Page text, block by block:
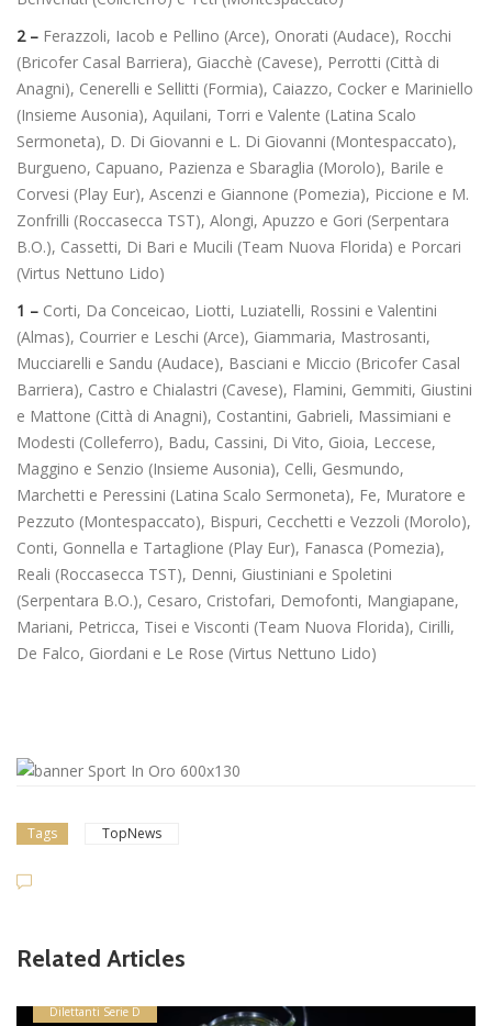
2 – Ferazzoli, Iacob e Pellino (Arce), Onorati (Audace), Rocchi
(Bricofer Casal Barriera), Giacchè (Cavese), Perrotti (Città di
Anagni), Cenerelli e Sellitti (Formia), Caiazzo, Cocker e Mariniello
(Insieme Ausonia), Aquilani, Torri e Valente (Latina Scalo
Sermoneta), D. Di Giovanni e L. Di Giovanni (Montespaccato),
Burgueno, Capuano, Pazienza e Sbaraglia (Morolo), Barile e
Corvesi (Play Eur), Ascenzi e Giannone (Pomezia), Piccione e M.
Zonfrilli (Roccasecca TST), Alongi, Apuzzo e Gori (Serpentara
B.O.), Cassetti, Di Bari e Mucili (Team Nuova Florida) e Porcari
(Virtus Nettuno Lido)
1 – Corti, Da Conceicao, Liotti, Luziatelli, Rossini e Valentini
(Almas), Courrier e Leschi (Arce), Giammaria, Mastrosanti,
Mucciarelli e Sandu (Audace), Basciani e Miccio (Bricofer Casal
Barriera), Castro e Chialastri (Cavese), Flamini, Gemmiti, Giustini
e Mattone (Città di Anagni), Costantini, Gabrieli, Massimiani e
Modesti (Colleferro), Badu, Cassini, Di Vito, Gioia, Leccese,
Maggino e Senzio (Insieme Ausonia), Celli, Gesmundo,
Marchetti e Peressini (Latina Scalo Sermoneta), Fe, Muratore e
Pezzuto (Montespaccato), Bispuri, Cecchetti e Vezzoli (Morolo),
Conti, Gonnella e Tartaglione (Play Eur), Fanasca (Pomezia),
Reali (Roccasecca TST), Denni, Giustiniani e Spoletini
(Serpentara B.O.), Cesaro, Cristofari, Demofonti, Mangiapane,
Mariani, Petricca, Tisei e Visconti (Team Nuova Florida), Cirilli,
De Falco, Giordani e Le Rose (Virtus Nettuno Lido)
Tags TopNews
Related Articles
Dilettanti Serie D